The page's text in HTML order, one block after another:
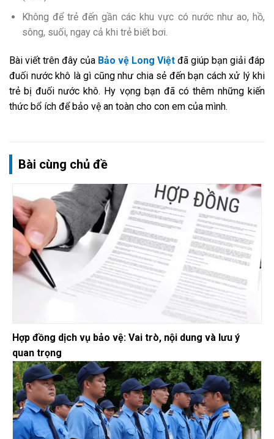
Không để trẻ đến gần các khu vực có nước như ao, hồ,
sông, suối, ngay cả khi trẻ biết bơi.
Bài viết trên đây của Bảo vệ Long Việt đã giúp bạn giải đáp
đuối nước khô là gì cũng như chia sẻ đến bạn cách xử lý khi
trẻ bị đuối nước khô. Hy vọng bạn đã có thêm những kiến
thức bổ ích để bảo vệ an toàn cho con em của mình.
Bài cùng chủ đề
Hợp đồng dịch vụ bảo vệ: Vai trò, nội dung và lưu ý
quan trọng